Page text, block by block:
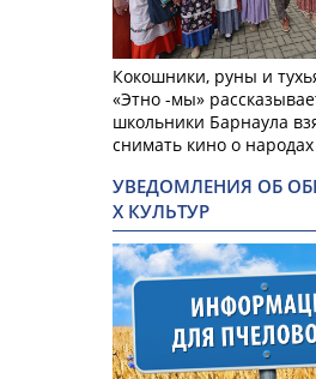
Кокошники, руны и
«Этно -мы»
школьники Барнаула
снимать кино о
УВЕДОМЛЕНИЯ ОБ
Х КУЛЬТУР